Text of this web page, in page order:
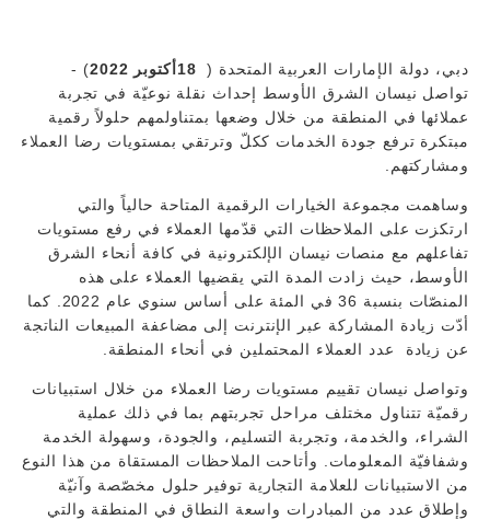
دبي، دولة الإمارات العربية المتحدة ( 18أكتوبر 2022
) -
تواصل نيسان الشرق الأوسط إحداث نقلة نوعيّة في تجربة
عملائها في المنطقة من خلال وضعها بمتناولمهم حلولاً رقمية
مبتكرة ترفع جودة الخدمات ككلّ وترتقي بمستويات رضا العملاء
ومشاركتهم.
وساهمت مجموعة الخيارات الرقمية المتاحة حالياً والتي
ارتكزت على الملاحظات التي قدّمها العملاء في رفع مستويات
تفاعلهم مع منصات نيسان الإلكترونية في كافة أنحاء الشرق
الأوسط، حيث زادت المدة التي يقضيها العملاء على هذه
المنصّات بنسبة 36 في المئة على أساس سنوي عام 2022. كما
أدّت زيادة المشاركة عبر الإنترنت إلى مضاعفة المبيعات الناتجة
عن زيادة عدد العملاء المحتملين في أنحاء المنطقة.
وتواصل نيسان تقييم مستويات رضا العملاء من خلال استبيانات
رقميّة تتناول مختلف مراحل تجربتهم بما في ذلك عملية
الشراء، والخدمة، وتجربة التسليم، والجودة، وسهولة الخدمة
وشفافيّة المعلومات. وأتاحت الملاحظات المستقاة من هذا النوع
من الاستبيانات للعلامة التجارية توفير حلول مخصّصة وآنيّة
وإطلاق عدد من المبادرات واسعة النطاق في المنطقة والتي